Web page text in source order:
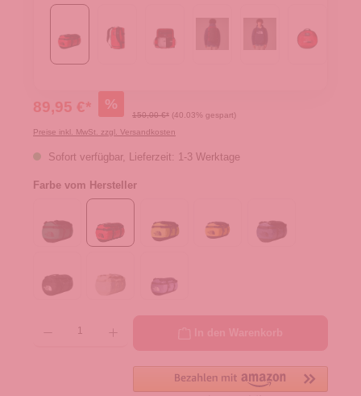
89,95 €* %
150,00 €* (40.03% gespart)
Preise inkl. MwSt. zzgl. Versandkosten
Sofort verfügbar, Lieferzeit: 1-3 Werktage
Farbe vom Hersteller